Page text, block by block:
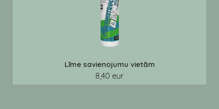
Līme savienojumu vietām
8,40 eur